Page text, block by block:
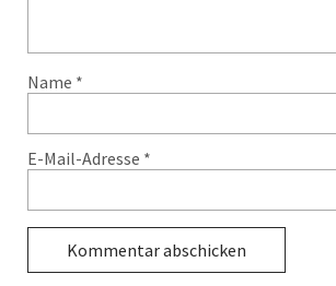
Name *
E-Mail-Adresse *